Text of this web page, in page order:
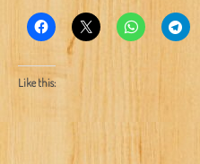
Like this: